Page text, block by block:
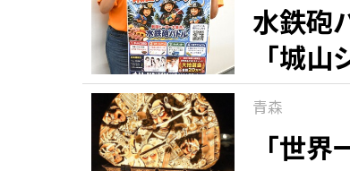
水鉄砲
「城山
青森
「世